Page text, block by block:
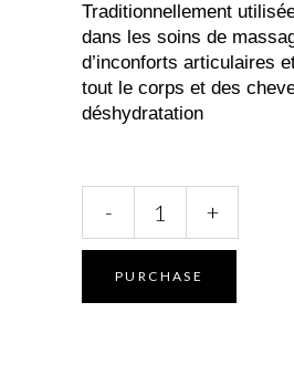
Traditionnellement
dans les soins de
d’inconforts articulaires​
tout le corps et des
déshydratation
Sésame
quantity
- +
PURCHASE